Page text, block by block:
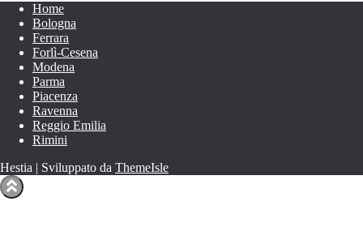
Home
Bologna
Ferrara
Forlì-Cesena
Modena
Parma
Piacenza
Ravenna
Reggio Emilia
Rimini
Hestia | Sviluppato da ThemeIsle